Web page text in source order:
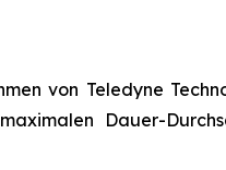
von Teledyne
Dauer-